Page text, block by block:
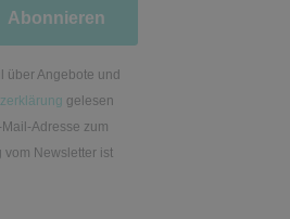
Abonnieren
über Angebote und
gelesen
Adresse zum
vom Newsletter ist